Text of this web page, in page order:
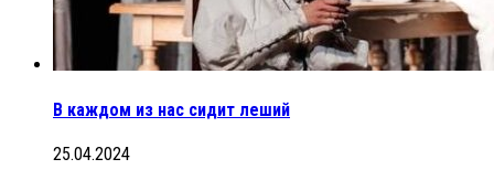
В каждом из нас сидит леший
25.04.2024